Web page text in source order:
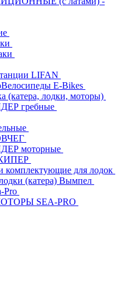
LIFAN
E-Bikes
(катера, лодки, моторы)
гребные
моторные
комплектующие для лодок
(катера) Вымпел
Pro
SEA-PRO